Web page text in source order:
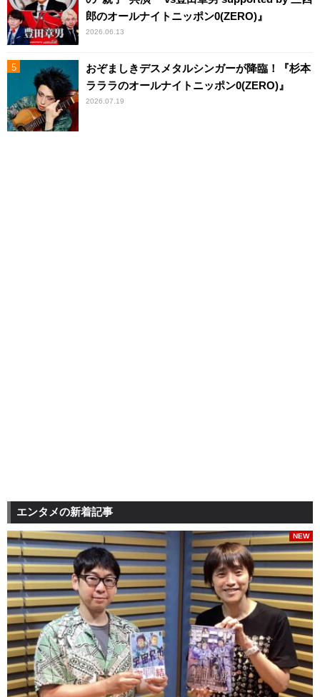
郎のオールナイトニッポン0(ZERO)』
2026.06.13
おぞましきデスメタルシンガーが降臨！『杉本
ラララのオールナイトニッポン0(ZERO)』
2026.07.19
エンタメの新着記事
NEW